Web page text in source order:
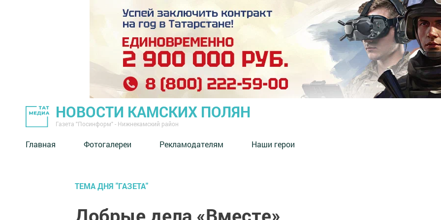
НОВОСТИ КАМСКИХ ПОЛЯН
Газета "Посинформ" - Нижнекамский район
Главная Фотогалереи Рекламодателям Наши герои
ТЕМА ДНЯ "ГАЗЕТА"
Добрые дела «Вместе»